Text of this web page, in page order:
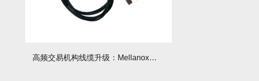
高频交易机构线缆升级：Mellanox如何带来微秒优势？优势体现在哪些方面？